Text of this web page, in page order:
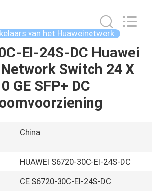
van het Huaweinetwerk
EI-24S-DC Huawei
Switch 24 X
GE SFP+ DC
China
HUAWEI S6720-30C-EI-24S-DC
CE S6720-30C-EI-24S-DC